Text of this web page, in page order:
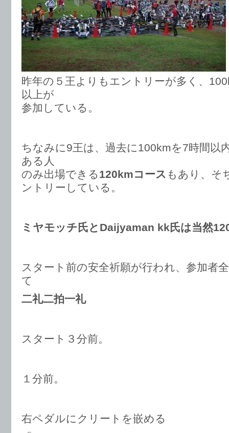
昨年の５王よりもエントリーが多く、
以上が
参加している。
ちなみに9王は、過去に100kmを7時間以
ある人
のみ出場できる120kmコース もあり、そ
ントリーしている。
ミヤモッチ氏とDaijyaman kk氏は当然
スタート前の安全祈願が行われ、参加者
て
二礼二拍一礼
スタート３分前。
１分前。
右ペダルにクリートを嵌める